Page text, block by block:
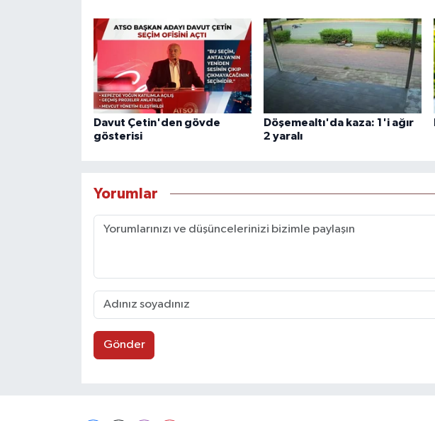
Davut Çetin'den gövde
gösterisi
Döşemealtı'da kaza: 1'i ağır
2 yaralı
Yorumlar
Gönder